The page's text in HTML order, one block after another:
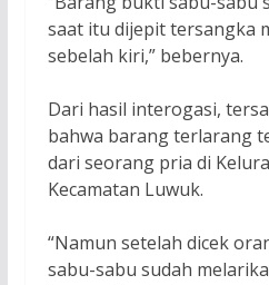
saat itu dijepit tersangka
sebelah kiri,” bebernya.
Dari hasil interogasi,
bahwa barang terlarang
dari seorang pria di
Kecamatan Luwuk.
“Namun setelah dicek
sabu-sabu sudah